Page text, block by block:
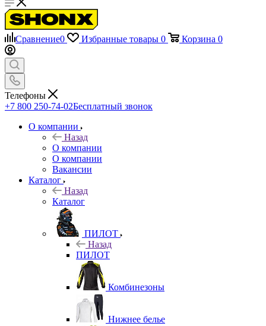
Сравнение0 Избранные товары 0 Корзина 0
Телефоны
+7 800 250-74-02Бесплатный звонок
О компании
Назад
О компании
О компании
Вакансии
Каталог
Назад
Каталог
ПИЛОТ
Назад
ПИЛОТ
Комбинезоны
Нижнее белье